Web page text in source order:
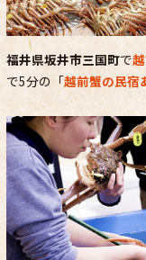
福井県坂井市三国町で
で5分の「越前蟹の民宿